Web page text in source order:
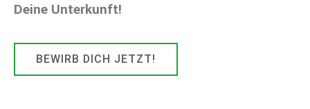
Deine Unterkunft!
BEWIRB DICH JETZT!